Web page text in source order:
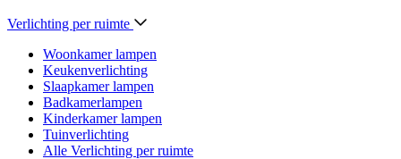
Verlichting per ruimte
Woonkamer lampen
Keukenverlichting
Slaapkamer lampen
Badkamerlampen
Kinderkamer lampen
Tuinverlichting
Alle Verlichting per ruimte